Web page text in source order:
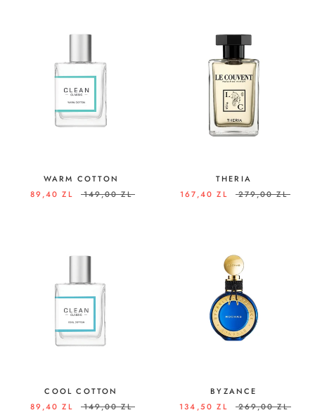
WARM COTTON
89,40 ZL
149,00 ZL
THERIA
167,40 ZL
279,00 ZL
COOL COTTON
89,40 ZL
149,00 ZL
BYZANCE
134,50 ZL
269,00 ZL